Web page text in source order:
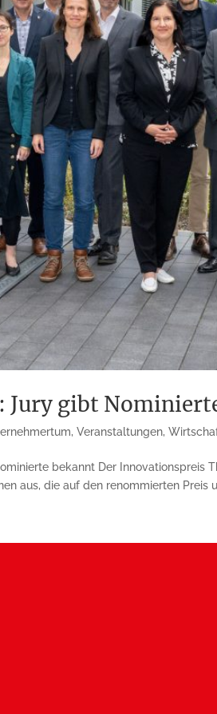
gibt
,Veranstaltungen,
bekannt Der Innovationspreis
aus, die auf den renommierten Preis